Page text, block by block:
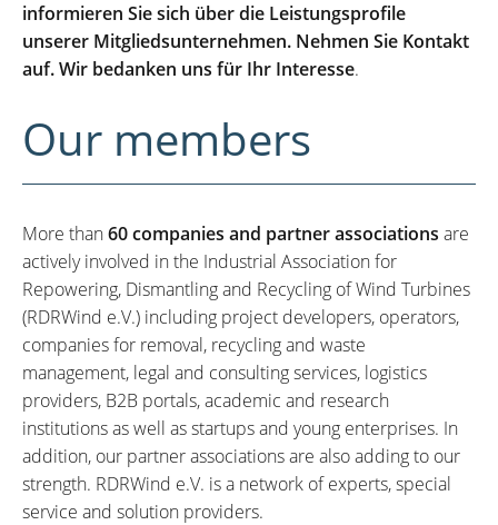
informieren Sie sich über die Leistungsprofile
unserer Mitgliedsunternehmen. Nehmen Sie Kontakt
auf. Wir bedanken uns für Ihr Interesse.
Our members
More than60 companies and partner associations are
actively involved in the Industrial Association for
Repowering, Dismantling and Recycling of Wind Turbines
(RDRWind e.V.) including project developers, operators,
companies for removal, recycling and waste
management, legal and consulting services, logistics
providers, B2B portals, academic and research
institutions as well as startups and young enterprises. In
addition, our partner associations are also adding to our
strength. RDRWind e.V. is a network of experts, special
service and solution providers.